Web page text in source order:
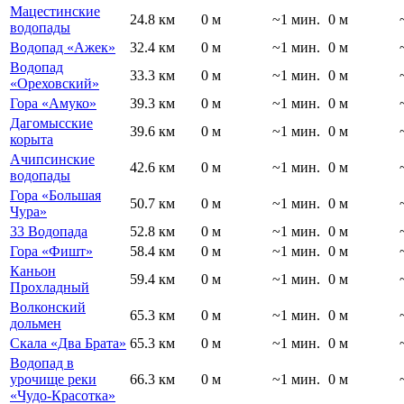
Мацестинские
водопады
24.8 км 0 м ~1 мин. 0 м
Водопад «Ажек»
32.4 км 0 м ~1 мин. 0 м
Водопад
«Ореховский»
33.3 км 0 м ~1 мин. 0 м
Гора «Амуко»
39.3 км 0 м ~1 мин. 0 м
Дагомысские
корыта
39.6 км 0 м ~1 мин. 0 м
Ачипсинские
водопады
42.6 км 0 м ~1 мин. 0 м
Гора «Большая
Чура»
50.7 км 0 м ~1 мин. 0 м
33 Водопада
52.8 км 0 м ~1 мин. 0 м
Гора «Фишт»
58.4 км 0 м ~1 мин. 0 м
Каньон
Прохладный
59.4 км 0 м ~1 мин. 0 м
Волконский
дольмен
65.3 км 0 м ~1 мин. 0 м
Скала «Два Брата» 65.3 км 0 м ~1 мин. 0 м
Водопад в
урочище реки
«Чудо-Красотка»
66.3 км 0 м ~1 мин. 0 м